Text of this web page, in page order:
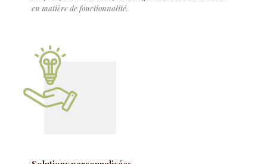
en matière de fonctionnalité.